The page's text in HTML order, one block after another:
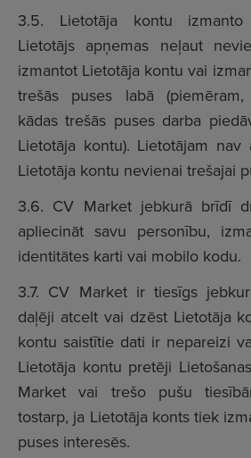
3.5. Lietotāja kontu izmanto
Lietotājs apņemas neļaut
izmantot Lietotāja kontu vai
trešās puses labā
kādas trešās puses darba
Lietotāja kontu). Lietotājam nav
Lietotāja kontu nevienai trešajai
3.6. CV Market jebkurā brīdī
apliecināt savu personību,
identitātes karti vai mobilo kodu.
3.7. CV Market ir tiesīgs
daļēji atcelt vai dzēst Lietotāja
kontu saistītie dati ir nepareizi
Lietotāja kontu pretēji
Market vai trešo pušu
tostarp, ja Lietotāja konts tiek
puses interesēs.